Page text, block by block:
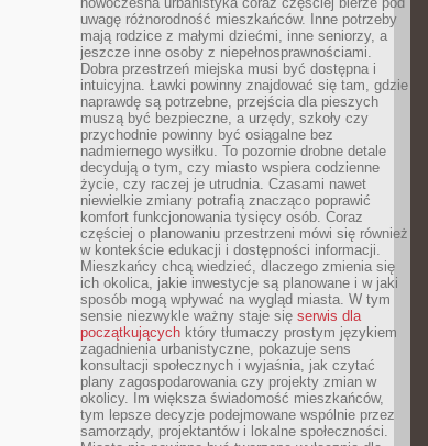
uwagę różnorodność mieszkańców. Inne potrzeby
mają rodzice z małymi dziećmi, inne seniorzy, a
jeszcze inne osoby z niepełnosprawnościami.
Dobra przestrzeń miejska musi być dostępna i
intuicyjna. Ławki powinny znajdować się tam, gdzie
naprawdę są potrzebne, przejścia dla pieszych
muszą być bezpieczne, a urzędy, szkoły czy
przychodnie powinny być osiągalne bez
nadmiernego wysiłku. To pozornie drobne detale
decydują o tym, czy miasto wspiera codzienne
życie, czy raczej je utrudnia. Czasami nawet
niewielkie zmiany potrafią znacząco poprawić
komfort funkcjonowania tysięcy osób. Coraz
częściej o planowaniu przestrzeni mówi się również
w kontekście edukacji i dostępności informacji.
Mieszkańcy chcą wiedzieć, dlaczego zmienia się
ich okolica, jakie inwestycje są planowane i w jaki
sposób mogą wpływać na wygląd miasta. W tym
sensie niezwykle ważny staje się serwis dla
początkujących który tłumaczy prostym językiem
zagadnienia urbanistyczne, pokazuje sens
konsultacji społecznych i wyjaśnia, jak czytać
plany zagospodarowania czy projekty zmian w
okolicy. Im większa świadomość mieszkańców,
tym lepsze decyzje podejmowane wspólnie przez
samorządy, projektantów i lokalne społeczności.